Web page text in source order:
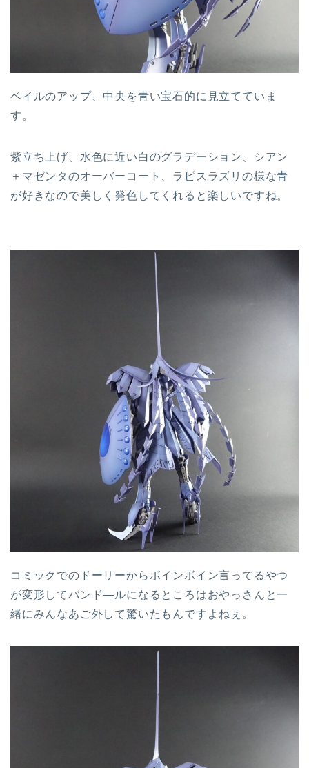
ベイルのアップ、中央を青い宝石的に見立てていま
す。
紫立ち上げ、水色に近い白のグラデーション、シアン
＋マゼンタのオーバーコート、ラピスラズリの様な青
が好きなので美しく発色してくれると楽しいですね。
コミックでのドーリーからボインボイン言ってるやつ
が変形してバンド―ルになるところはおやっさんと一
緒にみんなあご外して驚いたもんですよねぇ。